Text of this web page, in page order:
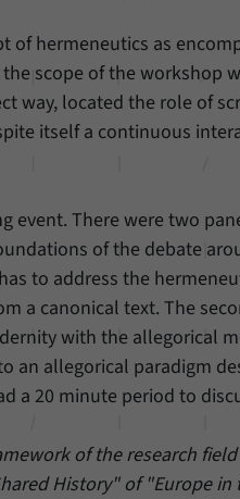
of hermeneutics as
scope of the workshop
way, located the role of
itself a continuous
event. There were two
of the debate
to address the
a canonical text. The
with the allegorical
an allegorical paradigm
a 20 minute period to
of the research
History" of "Europe in
Zweck
über den
unserer